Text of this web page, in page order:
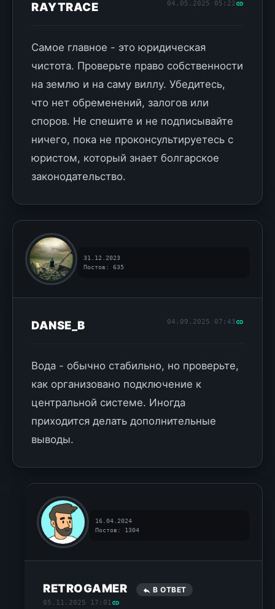
RAYTRACE 04.05.2025 05:22
Самое главное - это юридическая
чистота. Проверьте право собственности
на землю и на саму виллу. Убедитесь,
что нет обременений, залогов или
споров. Не спешите и не подписывайте
ничего, пока не проконсультируетесь с
юристом, который знает болгарское
законодательство.
31.12.2023
Постов: 635
DANSE_B 04.09.2025 07:43
Вода - обычно стабильно, но проверьте,
как организовано подключение к
центральной системе. Иногда
приходится делать дополнительные
выводы.
16.04.2024
Постов: 1304
RETROGAMER В ОТВЕТ
05.11.2025 17:01